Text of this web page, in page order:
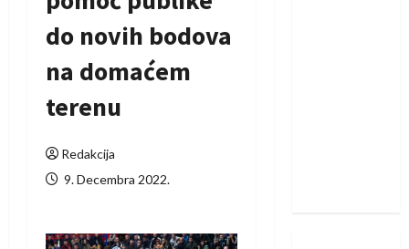
do novih bodova
na domaćem
terenu
Redakcija
9. Decembra 2022.